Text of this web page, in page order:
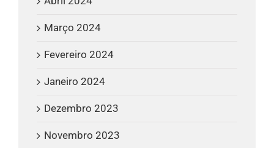
Março 2024
Fevereiro 2024
Janeiro 2024
Dezembro 2023
Novembro 2023